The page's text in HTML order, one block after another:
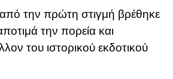
την πρώτη στιγμή βρέθηκε
την πορεία και
του ιστορικού εκδοτικού